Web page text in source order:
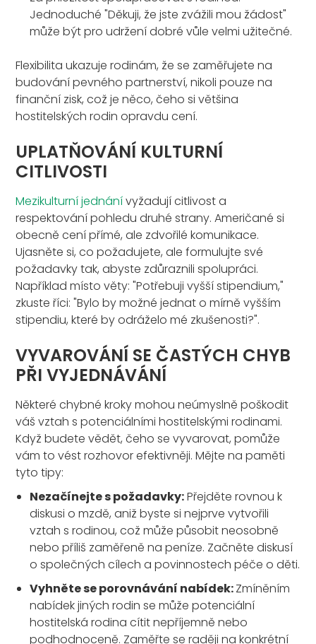
Jednoduché "Děkuji, že jste zvážili mou žádost"
může být pro udržení dobré vůle velmi užitečné.
Flexibilita ukazuje rodinám, že se zaměřujete na
budování pevného partnerství, nikoli pouze na
finanční zisk, což je něco, čeho si většina
hostitelských rodin opravdu cení.
UPLATŇOVÁNÍ KULTURNÍ
CITLIVOSTI
Mezikulturní jednánívyžadují citlivost a
respektování pohledu druhé strany. Američané si
obecně cení přímé, ale zdvořilé komunikace.
Ujasněte si, co požadujete, ale formulujte své
požadavky tak, abyste zdůraznili spolupráci.
Například místo věty: "Potřebuji vyšší stipendium,"
zkuste říci: "Bylo by možné jednat o mírně vyšším
stipendiu, které by odráželo mé zkušenosti?".
VYVAROVÁNÍ SE ČASTÝCH CHYB
PŘI VYJEDNÁVÁNÍ
Některé chybné kroky mohou neúmyslně poškodit
váš vztah s potenciálními hostitelskými rodinami.
Když budete vědět, čeho se vyvarovat, pomůže
vám to vést rozhovor efektivněji. Mějte na paměti
tyto tipy:
Nezačínejte s požadavky:Přejděte rovnou k
diskusi o mzdě, aniž byste si nejprve vytvořili
vztah s rodinou, což může působit neosobně
nebo příliš zaměřeně na peníze. Začněte diskusí
o společných cílech a povinnostech péče o děti.
Vyhněte se porovnávání nabídek:Zmíněním
nabídek jiných rodin se může potenciální
hostitelská rodina cítit nepříjemně nebo
podhodnoceně. Zaměřte se raději na konkrétní